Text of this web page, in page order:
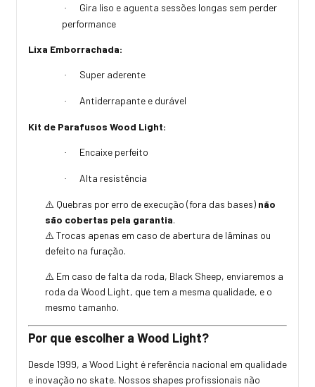
·
Gira liso e aguenta sessões longas sem perder
performance
Lixa Emborrachada:
· Super aderente
· Antiderrapante e durável
Kit de Parafusos Wood Light:
· Encaixe perfeito
· Alta resistência
⚠️ Quebras por erro de execução (fora das bases) não
são cobertas pela garantia.
⚠️ Trocas apenas em caso de abertura de lâminas ou
defeito na furação.
⚠️ Em caso de falta da roda, Black Sheep, enviaremos a
roda da Wood Light, que tem a mesma qualidade, e o
mesmo tamanho.
Por que escolher a Wood Light?
Desde 1999, a Wood Light é referência nacional em qualidade
e inovação no skate. Nossos shapes profissionais não